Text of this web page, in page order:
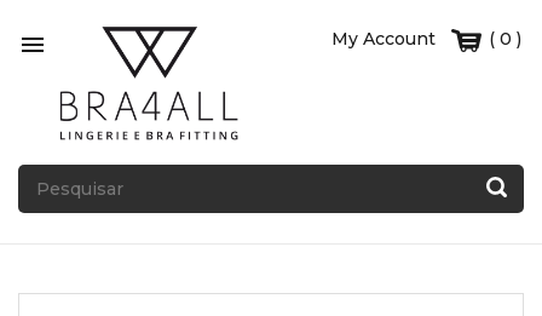
 ( 0 )
My Account